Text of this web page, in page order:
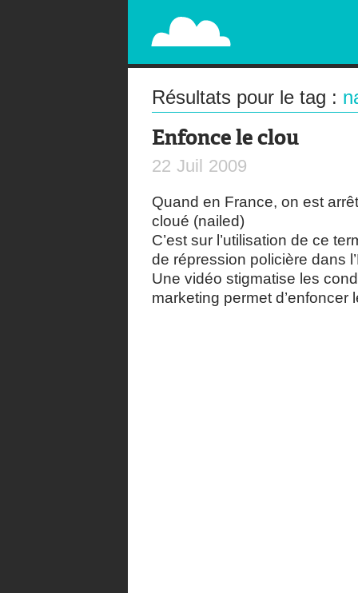
PAPERPLANE
STREET, AMBIENT, GUÉRILLA MARKETING
Résultats pour le tag :
Enfonce le clou
22 Juil 2009
Quand en France, on est
cloué (nailed)
C’est sur l’utilisation de ce
de répression policière dans
Une vidéo stigmatise les
marketing permet d’enfoncer